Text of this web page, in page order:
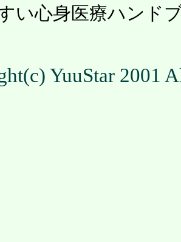
い心身医療ハンド
YuuStar 2001